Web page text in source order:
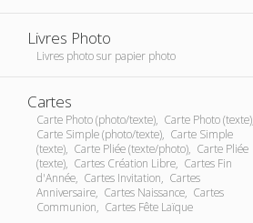
Livres Photo
Livres photo sur papier photo
Cartes
Carte Photo (photo/texte), Carte Photo (texte),
Carte Simple (photo/texte), Carte Simple
(texte), Carte Pliée (texte/photo), Carte Pliée
(texte), Cartes Création Libre, Cartes Fin
d'Année, Cartes Invitation, Cartes
Anniversaire, Cartes Naissance, Cartes
Communion, Cartes Fête Laïque